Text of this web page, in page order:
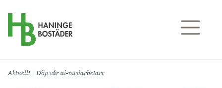
Aktuellt Döp vår ai-medarbetare